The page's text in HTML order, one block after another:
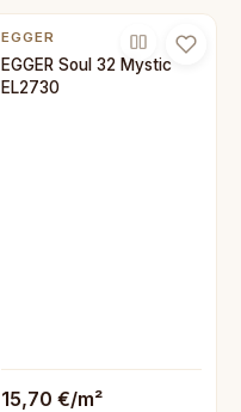
EGGER
EGGER Soul 32 Mystic
EL2730
15,70 €/m²